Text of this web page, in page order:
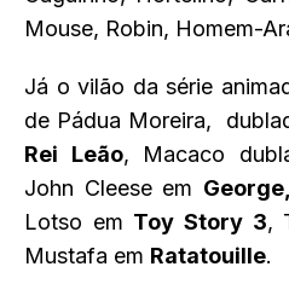
Mouse, Robin, Homem-
Já o vilão da série
de Pádua Moreira,
Rei Leão, Macaco
John Cleese em
Lotso em Toy Story 3,
Mustafa em Ratatouille.